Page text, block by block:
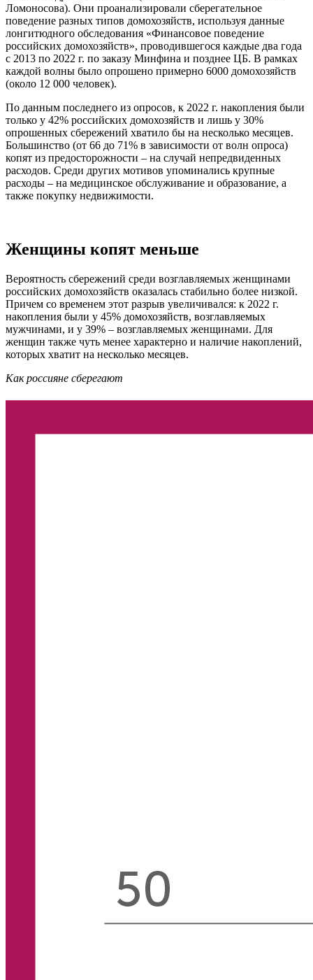
Ломоносова). Они проанализировали сберегательное
поведение разных типов домохозяйств, используя данные
лонгитюдного обследования «Финансовое поведение
российских домохозяйств», проводившегося каждые два года
с 2013 по 2022 г. по заказу Минфина и позднее ЦБ. В рамках
каждой волны было опрошено примерно 6000 домохозяйств
(около 12 000 человек).
По данным последнего из опросов, к 2022 г. накопления были
только у 42% российских домохозяйств и лишь у 30%
опрошенных сбережений хватило бы на несколько месяцев.
Большинство (от 66 до 71% в зависимости от волн опроса)
копят из предосторожности – на случай непредвиденных
расходов. Среди других мотивов упоминались крупные
расходы – на медицинское обслуживание и образование, а
также покупку недвижимости.
Женщины копят меньше
Вероятность сбережений среди возглавляемых женщинами
российских домохозяйств оказалась стабильно более низкой.
Причем со временем этот разрыв увеличивался: к 2022 г.
накопления были у 45% домохозяйств, возглавляемых
мужчинами, и у 39% – возглавляемых женщинами. Для
женщин также чуть менее характерно и наличие накоплений,
которых хватит на несколько месяцев.
Как россияне сберегают